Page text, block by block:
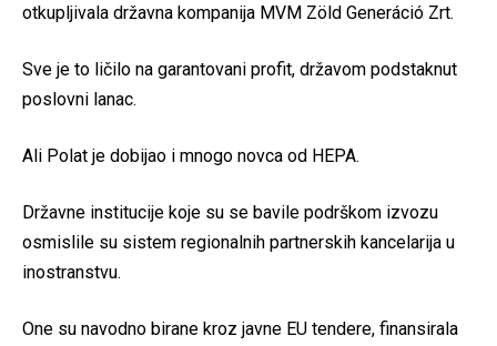
otkupljivala državna kompanija MVM Zöld Generáció Zrt.
Sve je to ličilo na garantovani profit, državom podstaknut
poslovni lanac.
Ali Polat je dobijao i mnogo novca od HEPA.
Državne institucije koje su se bavile podrškom izvozu
osmislile su sistem regionalnih partnerskih kancelarija u
inostranstvu.
One su navodno birane kroz javne EU tendere, finansirala